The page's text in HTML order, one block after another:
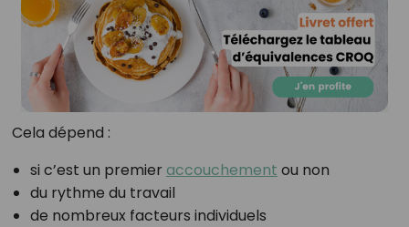
Cela dépend :
si c’est un premier accouchement ou non
du rythme du travail
de nombreux facteurs individuels